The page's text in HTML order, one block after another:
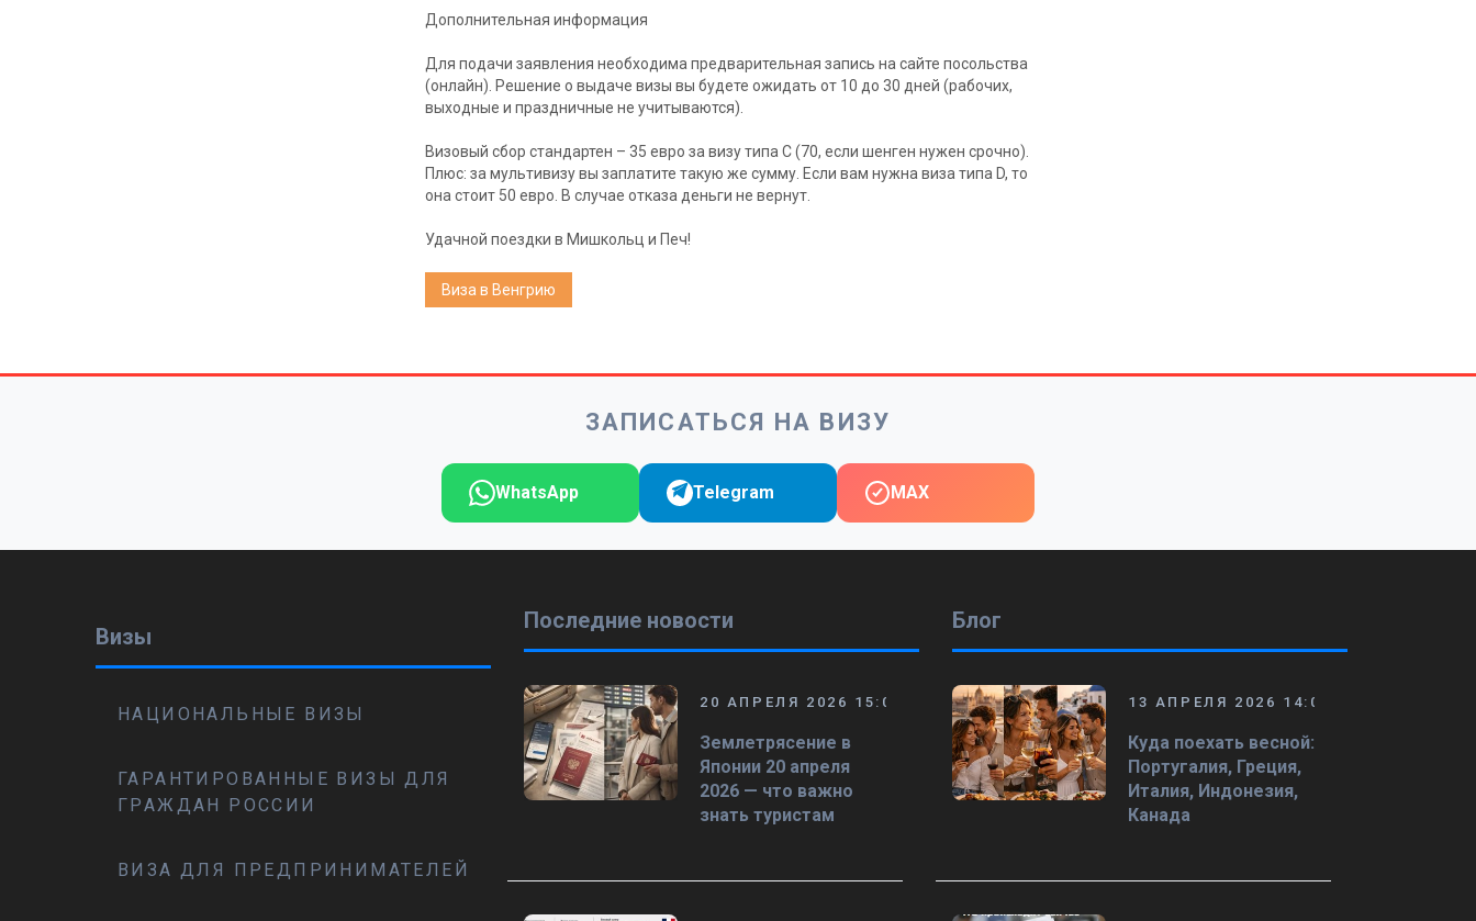
Дополнительная информация
Для подачи заявления необходима предварительная запись на сайте посольства
(онлайн). Решение о выдаче визы вы будете ожидать от 10 до 30 дней (рабочих,
выходные и праздничные не учитываются).
Визовый сбор стандартен – 35 евро за визу типа С (70, если шенген нужен срочно).
Плюс: за мультивизу вы заплатите такую же сумму. Если вам нужна виза типа D, то
она стоит 50 евро. В случае отказа деньги не вернут.
Удачной поездки в Мишкольц и Печ!
Виза в Венгрию
ЗАПИСАТЬСЯ НА ВИЗУ
WhatsApp Telegram MAX
Визы
НАЦИОНАЛЬНЫЕ ВИЗЫ
ГАРАНТИРОВАННЫЕ ВИЗЫ ДЛЯ
ГРАЖДАН РОССИИ
ВИЗА ДЛЯ ПРЕДПРИНИМАТЕЛЕЙ
Последние новости
20 АПРЕЛЯ 2026 15:00
Землетрясение в
Японии 20 апреля
2026 — что важно
знать туристам
Блог
13 АПРЕЛЯ 2026 14:08
Куда поехать весной:
Португалия, Греция,
Италия, Индонезия,
Канада